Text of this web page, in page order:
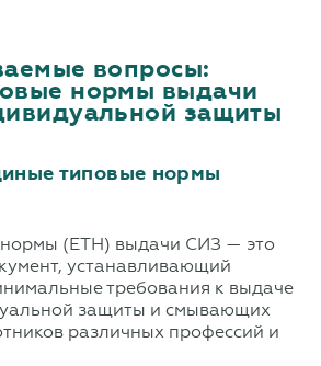
вопросы:
нормы выдачи
защиты
типовые нормы
(ЕТН) выдачи СИЗ — это
устанавливающий
требования к выдаче
защиты и смывающих
различных профессий и